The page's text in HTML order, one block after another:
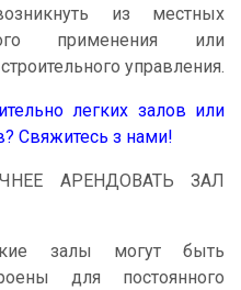
из местных
применения или
управления.
легких залов или
Свяжитесь з нами!
АРЕНДОВАТЬ ЗАЛ
залы могут быть
для постоянного